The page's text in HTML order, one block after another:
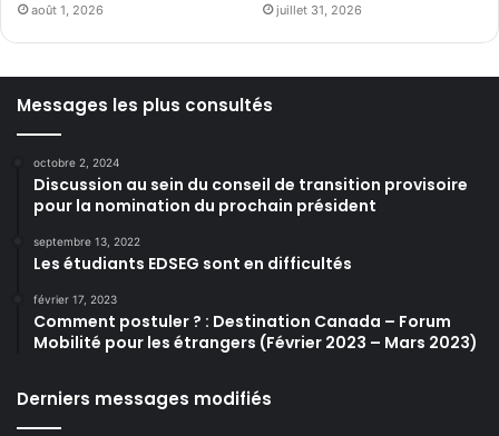
août 1, 2026 juillet 31, 2026
Messages les plus consultés
octobre 2, 2024
Discussion au sein du conseil de transition provisoire
pour la nomination du prochain président
septembre 13, 2022
Les étudiants EDSEG sont en difficultés
février 17, 2023
Comment postuler ? : Destination Canada – Forum
Mobilité pour les étrangers (Février 2023 – Mars 2023)
Derniers messages modifiés